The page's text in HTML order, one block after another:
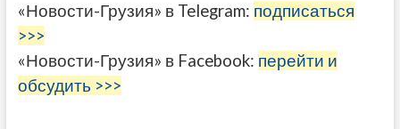
«Новости-Грузия» в Telegram: подписаться
>>>
«Новости-Грузия» в Facebook: перейти и
обсудить >>>